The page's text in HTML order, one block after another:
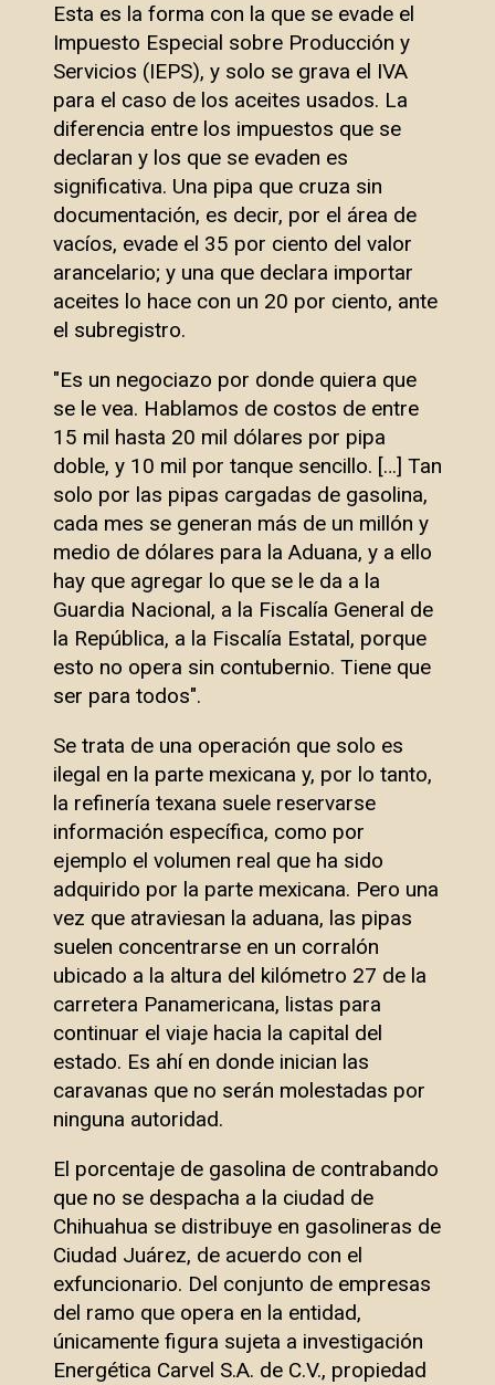
Esta es la forma con la que se evade el
Impuesto Especial sobre Producción y
Servicios (IEPS), y solo se grava el IVA
para el caso de los aceites usados. La
diferencia entre los impuestos que se
declaran y los que se evaden es
significativa. Una pipa que cruza sin
documentación, es decir, por el área de
vacíos, evade el 35 por ciento del valor
arancelario; y una que declara importar
aceites lo hace con un 20 por ciento, ante
el subregistro.
"Es un negociazo por donde quiera que
se le vea. Hablamos de costos de entre
15 mil hasta 20 mil dólares por pipa
doble, y 10 mil por tanque sencillo. […] Tan
solo por las pipas cargadas de gasolina,
cada mes se generan más de un millón y
medio de dólares para la Aduana, y a ello
hay que agregar lo que se le da a la
Guardia Nacional, a la Fiscalía General de
la República, a la Fiscalía Estatal, porque
esto no opera sin contubernio. Tiene que
ser para todos".
Se trata de una operación que solo es
ilegal en la parte mexicana y, por lo tanto,
la refinería texana suele reservarse
información específica, como por
ejemplo el volumen real que ha sido
adquirido por la parte mexicana. Pero una
vez que atraviesan la aduana, las pipas
suelen concentrarse en un corralón
ubicado a la altura del kilómetro 27 de la
carretera Panamericana, listas para
continuar el viaje hacia la capital del
estado. Es ahí en donde inician las
caravanas que no serán molestadas por
ninguna autoridad.
El porcentaje de gasolina de contrabando
que no se despacha a la ciudad de
Chihuahua se distribuye en gasolineras de
Ciudad Juárez, de acuerdo con el
exfuncionario. Del conjunto de empresas
del ramo que opera en la entidad,
únicamente figura sujeta a investigación
Energética Carvel S.A. de C.V., propiedad